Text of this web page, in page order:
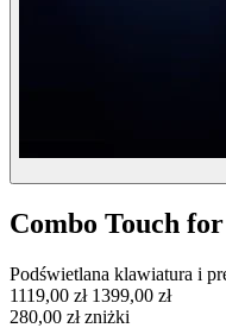
Combo Touch
Podświetlana klawiatura i
1119,00 zł 1399,00 zł
280,00 zł zniżki